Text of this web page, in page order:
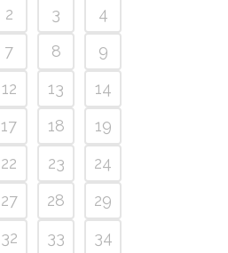
2 3
4
7 8
9
12 13
14
17 18
19
22 23
24
27 28
29
32 33 34